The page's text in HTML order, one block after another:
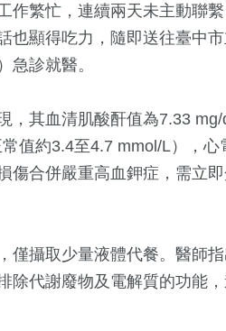
作繁忙，連續兩天未主動聯
也顯得吃力，隨即送往臺中
急診就醫。
，其血清肌酸酐值為7.33 mg/
值約3.4至4.7 mmol/L），心
傷合併嚴重高血鉀症，需立
僅攝取少量液體代餐。醫師
除代謝廢物及電解質的功能
33+
影視
202
旅遊